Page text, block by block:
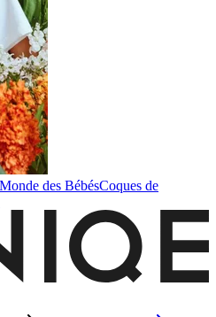
Monde des BébésCoques de